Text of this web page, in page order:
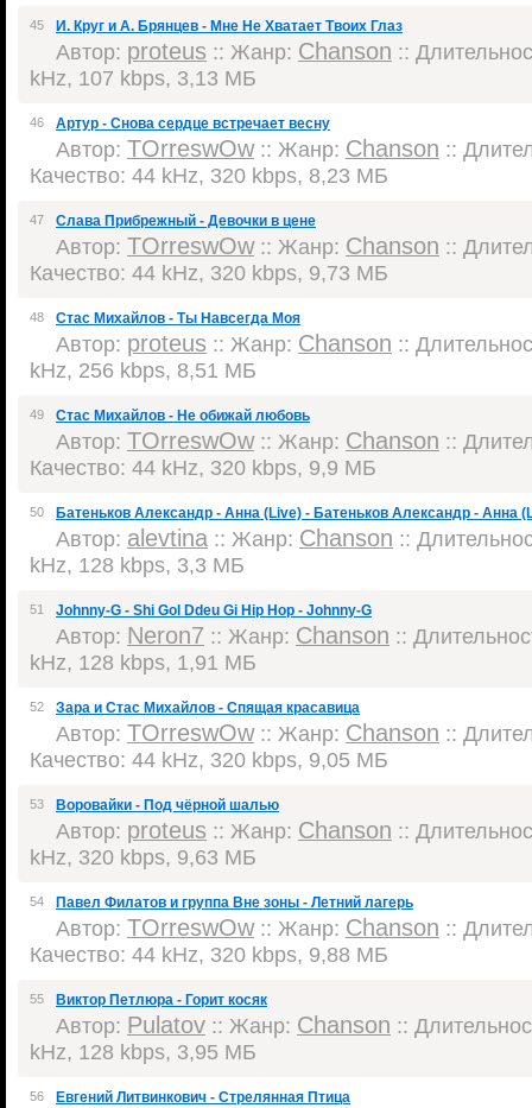
45 И. Круг и А. Брянцев - Мне Не Хватает Твоих Глаз
Автор: proteus :: Жанр: Chanson ::
kHz, 107 kbps, 3,13 МБ
46 Артур - Снова сердце встречает весну
Автор: TOrreswOw:: Жанр: Chanson ::
Качество: 44 kHz, 320 kbps, 8,23 МБ
47 Слава Прибрежный - Девочки в цене
Автор: TOrreswOw:: Жанр: Chanson ::
Качество: 44 kHz, 320 kbps, 9,73 МБ
48 Стас Михайлов - Ты Навсегда Моя
Автор: proteus :: Жанр: Chanson ::
kHz, 256 kbps, 8,51 МБ
49 Стас Михайлов - Не обижай любовь
Автор: TOrreswOw:: Жанр: Chanson ::
Качество: 44 kHz, 320 kbps, 9,9 МБ
50 Батеньков Александр - Анна (Live) - Батеньков Александр - Анна
Автор: alevtina :: Жанр: Chanson ::
kHz, 128 kbps, 3,3 МБ
51 Johnny-G - Shi Gol Ddeu Gi Hip Hop - Johnny-G
Автор: Neron7 :: Жанр: Chanson ::
kHz, 128 kbps, 1,91 МБ
52 Зара и Стас Михайлов - Спящая красавица
Автор: TOrreswOw:: Жанр: Chanson ::
Качество: 44 kHz, 320 kbps, 9,05 МБ
53 Воровайки - Под чёрной шалью
Автор: proteus :: Жанр: Chanson ::
kHz, 320 kbps, 9,63 МБ
54 Павел Филатов и группа Вне зоны - Летний лагерь
Автор: TOrreswOw:: Жанр: Chanson ::
Качество: 44 kHz, 320 kbps, 9,88 МБ
55 Виктор Петлюра - Горит косяк
Автор: Pulatov :: Жанр: Chanson ::
kHz, 128 kbps, 3,95 МБ
56 Евгений Литвинкович - Стрелянная Птица